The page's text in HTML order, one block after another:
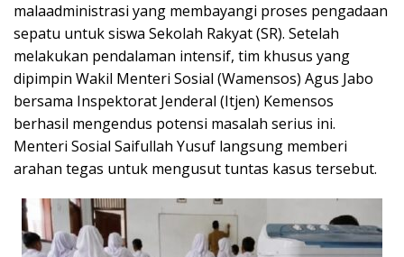
I
n
s
p
i
r
a
i
!
malaadministrasi yang membayangi proses pengadaan
sepatu untuk siswa Sekolah Rakyat (SR). Setelah
melakukan pendalaman intensif, tim khusus yang
dipimpin Wakil Menteri Sosial (Wamensos) Agus Jabo
bersama Inspektorat Jenderal (Itjen) Kemensos
berhasil mengendus potensi masalah serius ini.
Menteri Sosial Saifullah Yusuf langsung memberi
arahan tegas untuk mengusut tuntas kasus tersebut.